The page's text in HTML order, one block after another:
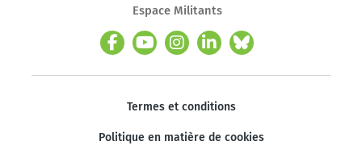
Espace Militants
Termes et conditions
Politique en matière de cookies